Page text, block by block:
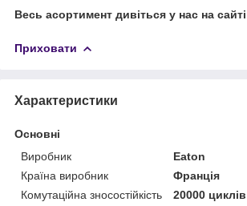
Весь асортимент дивіться у нас на сайті
Приховати
Характеристики
Основні
Виробник
Eaton
Країна виробник
Франція
Комутаційна зносостійкість
20000 циклів